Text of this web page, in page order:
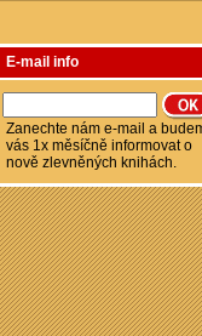
E-mail info
Zanechte nám e-mail a
vás 1x měsíčně informovat o
nově zlevněných knihách.